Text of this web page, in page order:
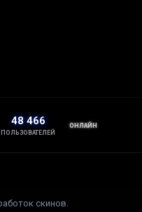
48 466
ПОЛЬЗОВАТЕЛЕЙ
ОНЛАЙН
скинов.